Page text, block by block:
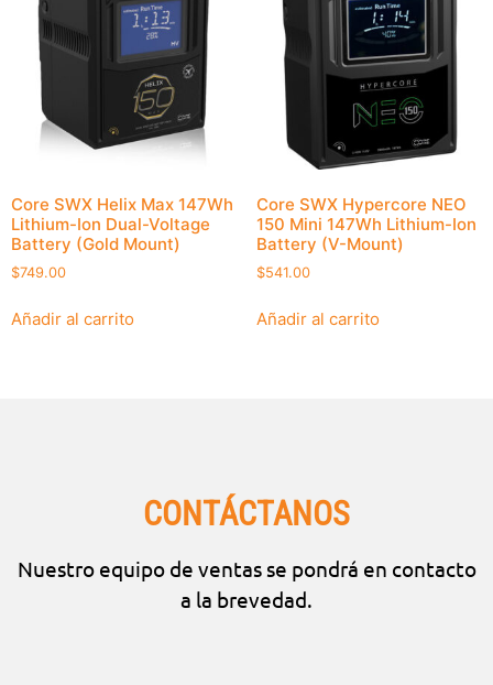
Core SWX Helix Max 147Wh
Lithium-Ion Dual-Voltage
Battery (Gold Mount)
$749.00
Añadir al carrito
Core SWX Hypercore NEO
150 Mini 147Wh Lithium-Ion
Battery (V-Mount)
$541.00
Añadir al carrito
CONTÁCTANOS
Nuestro equipo de ventas se pondrá en contacto
a la brevedad.